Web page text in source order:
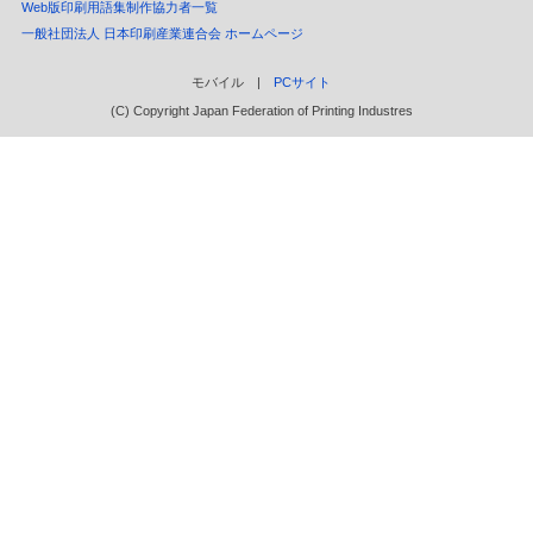
Web版印刷用語集制作協力者一覧
一般社団法人 日本印刷産業連合会 ホームページ
モバイル | PCサイト
(C) Copyright Japan Federation of Printing Industres